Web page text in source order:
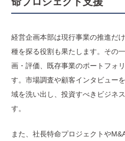
経営企画本部は現行事業の推進だ
種を探る役割も果たします。その
画・評価、既存事業のポートフォ
す。市場調査や顧客インタビュー
域を洗い出し、投資すべきビジネ
す。
また、社長特命プロジェクトや